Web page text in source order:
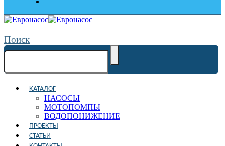
Поиск
КАТАЛОГ
НАСОСЫ
МОТОПОМПЫ
ВОДОПОНИЖЕНИЕ
ПРОЕКТЫ
СТАТЬИ